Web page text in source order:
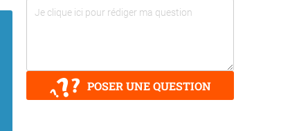
POSER UNE QUESTION